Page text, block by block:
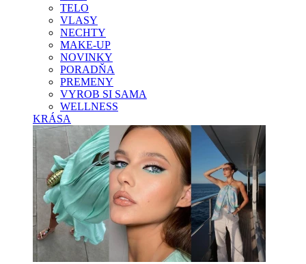
TELO
VLASY
NECHTY
MAKE-UP
NOVINKY
PORADŇA
PREMENY
VYROB SI SAMA
WELLNESS
KRÁSA